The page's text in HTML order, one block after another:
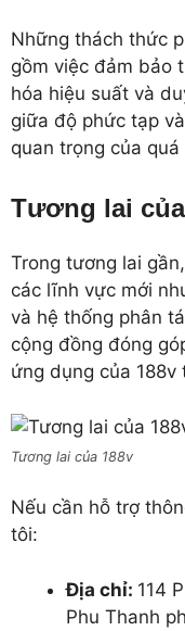
Những thách thức
gồm việc đảm bảo
hóa hiệu suất và
giữa độ phức tạp
quan trọng của
Tương lai
Trong tương lai
các lĩnh vực mới
và hệ thống phân
cộng đồng đóng
ứng dụng của 188v
Tương lai của 188v
Nếu cần hỗ trợ
tôi:
Địa chỉ: 114
Phu Thanh